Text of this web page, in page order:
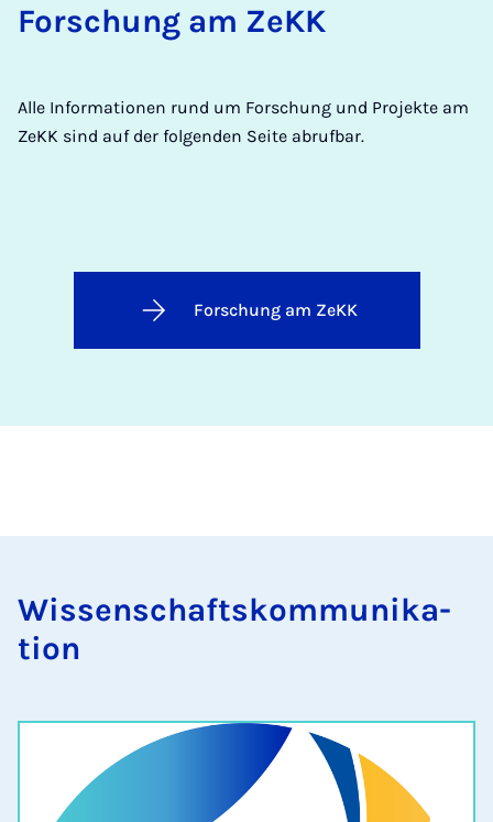
Forschung am ZeKK
Alle Informationen rund um Forschung und Projekte am
ZeKK sind auf der folgenden Seite abrufbar.
Forschung am ZeKK
Wis­senschaft­skom­munika­
tion